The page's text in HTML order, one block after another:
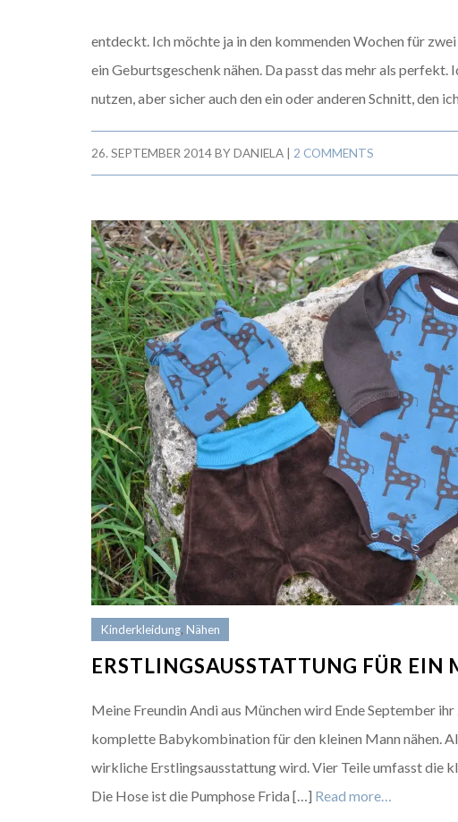
entdeckt. Ich möchte ja in den kommenden Wochen für
ein Geburtsgeschenk nähen. Da passt das mehr als
nutzen, aber sicher auch den ein oder anderen Schnitt, den
26. SEPTEMBER 2014BYDANIELA 2 COMMENTS
Kinderkleidung, Nähen
ERSTLINGSAUSSTATTUNG FÜR
Meine Freundin Andi aus München wird Ende September
komplette Babykombination für den kleinen Mann nähen.
wirkliche Erstlingsausstattung wird. Vier Teile umfasst die
Die Hose ist die Pumphose Frida […] Read more…